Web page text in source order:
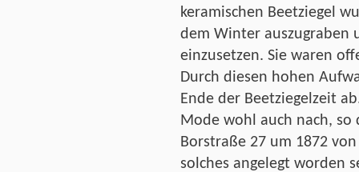
keramischen Beetziegel
dem Winter auszugraben
einzusetzen. Sie waren
Durch diesen hohen
Ende der Beetziegelzeit
Mode wohl auch nach,
Borstraße 27 um 1872
solches angelegt worden